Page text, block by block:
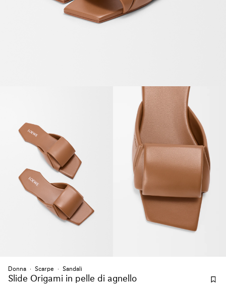
Donna Scarpe Sandali
Slide Origami in pelle di agnello